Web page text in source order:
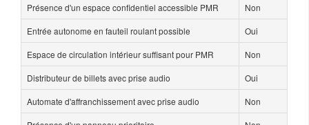
Présence d'un espace confidentiel accessible PMR
Non
Entrée autonome en fauteil roulant possible
Oui
Espace de circulation intérieur suffisant pour PMR
Non
Distributeur de billets avec prise audio
Oui
Automate d'affranchissement avec prise audio
Non